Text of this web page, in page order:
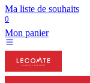
Ma liste de souhaits
0
Mon panier